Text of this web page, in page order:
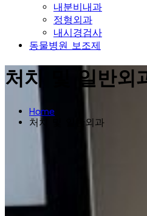
내분비내과
정형외과
내시경검사
동물병원 보조제
처치 및 일반외
Home
처치 및 일반외과